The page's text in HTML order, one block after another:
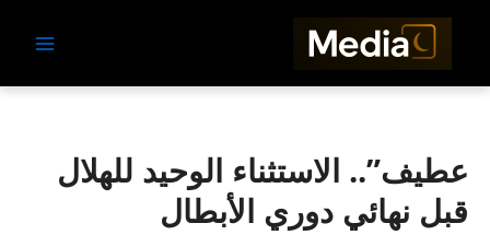
عطيف”.. الاستثناء الوحيد للهلال
قبل نهائي دوري الأبطال